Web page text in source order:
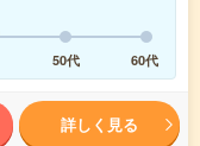
50代 60代
詳しく見る